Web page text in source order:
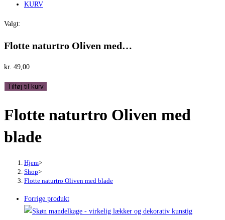
KURV
Valgt:
Flotte naturtro Oliven med…
kr. 49,00
Flotte
Oliven
blade
Tilføj til kurv
Flotte naturtro Oliven med
blade
Hjem>
Shop>
Flotte naturtro Oliven med blade
Forrige produkt